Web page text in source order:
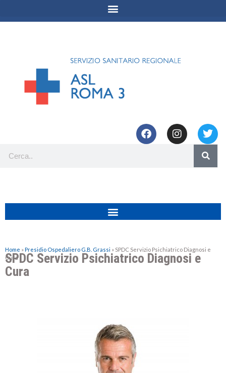
Home »Presidio Ospedaliero G.B. Grassi » SPDC Servizio Psichiatrico Diagnosi e
Cura
SPDC Servizio Psichiatrico Diagnosi e
Cura